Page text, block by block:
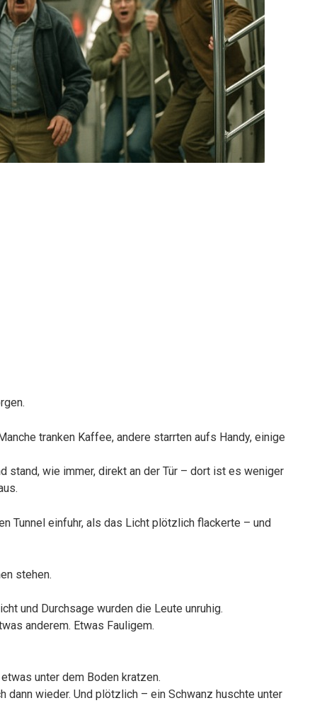
tranken Kaffee, andere starrten aufs Handy, einige
stand, wie immer, direkt an der Tür – dort ist es weniger
Tunnel einfuhr, als das Licht plötzlich flackerte – und
stehen.
und Durchsage wurden die Leute unruhig.
anderem. Etwas Fauligem.
unter dem Boden kratzen.
dann wieder. Und plötzlich – ein Schwanz huschte unter